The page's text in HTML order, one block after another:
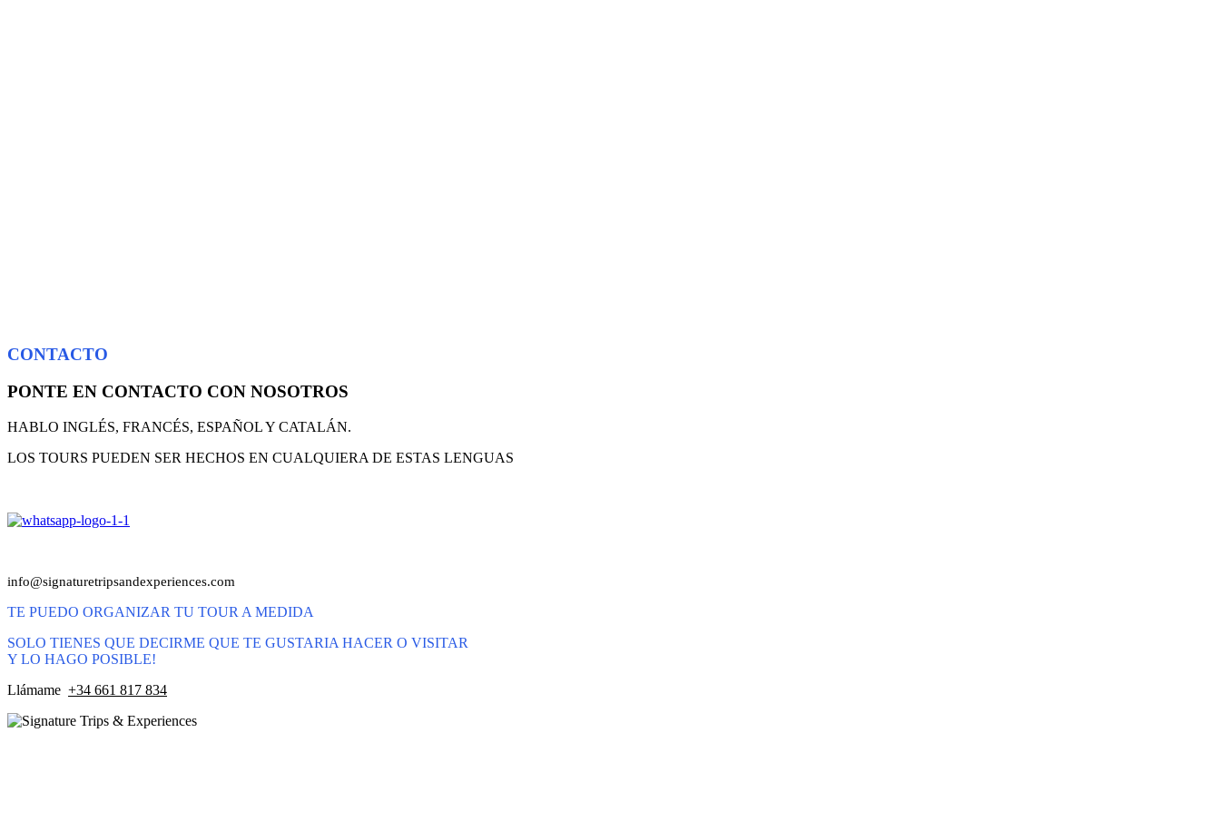
CONTACTO
PONTE EN CONTACTO CON NOSOTROS
HABLO INGLÉS, FRANCÉS, ESPAÑOL Y CATALÁN.
LOS TOURS PUEDEN SER HECHOS EN CUALQUIERA DE ESTAS LENGUAS
info@signaturetripsandexperiences.com
TE PUEDO ORGANIZAR TU TOUR A MEDIDA
SOLO TIENES QUE DECIRME QUE TE GUSTARIA HACER O VISITAR
Y LO HAGO POSIBLE!
Llámame +34 661 817 834